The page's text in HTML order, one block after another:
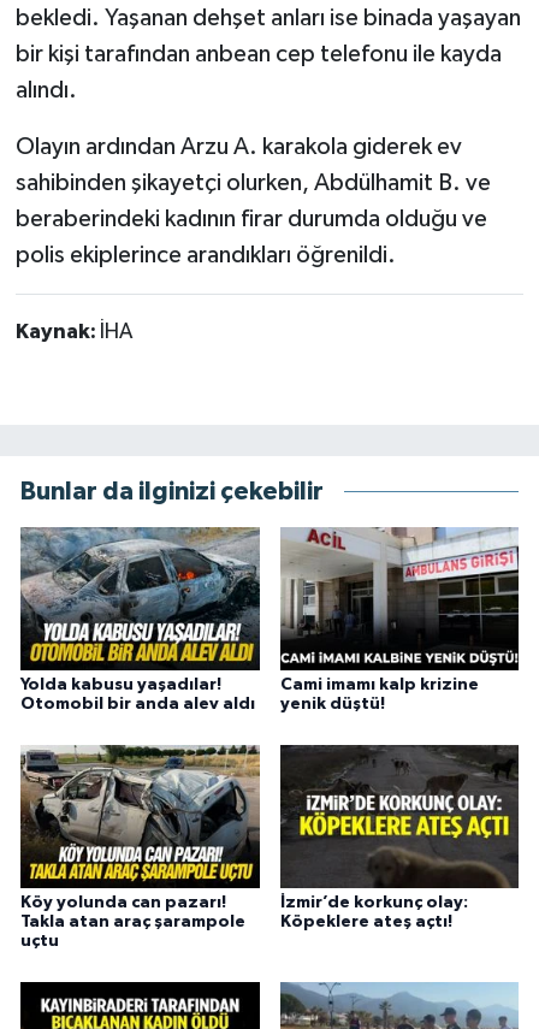
bekledi. Yaşanan dehşet anları ise binada yaşayan
bir kişi tarafından anbean cep telefonu ile kayda
alındı.
Olayın ardından Arzu A. karakola giderek ev
sahibinden şikayetçi olurken, Abdülhamit B. ve
beraberindeki kadının firar durumda olduğu ve
polis ekiplerince arandıkları öğrenildi.
Kaynak: İHA
Bunlar da ilginizi çekebilir
Yolda kabusu yaşadılar!
Otomobil bir anda alev aldı
Cami imamı kalp krizine
yenik düştü!
Köy yolunda can pazarı!
Takla atan araç şarampole
uçtu
İzmir’de korkunç olay:
Köpeklere ateş açtı!